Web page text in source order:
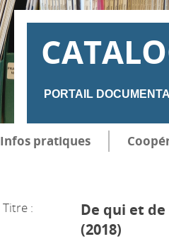
PORTAIL
Infos pratiques
Titre :
De qui et
(2018)